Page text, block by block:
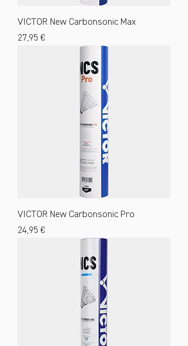
VICTOR New Carbonsonic Max
Preis
27,95 €
VICTOR New Carbonsonic Pro
Preis
24,95 €